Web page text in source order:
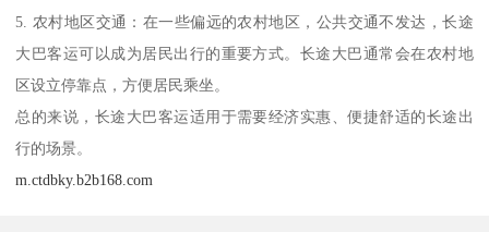
5. 农村地区交通：在一些偏远的农村地区，公共交通不发达，长途
大巴客运可以成为居民出行的重要方式。长途大巴通常会在农村地
区设立停靠点，方便居民乘坐。
总的来说，长途大巴客运适用于需要经济实惠、便捷舒适的长途出
行的场景。
m.ctdbky.b2b168.com